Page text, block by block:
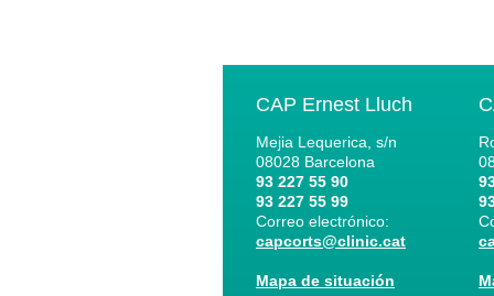
CAP Ernest Lluch
Mejia Lequerica, s/n
08028 Barcelona
93 227 55 90
93 227 55 99
Correo electrónico:
capcorts@clinic.cat
Mapa de situación